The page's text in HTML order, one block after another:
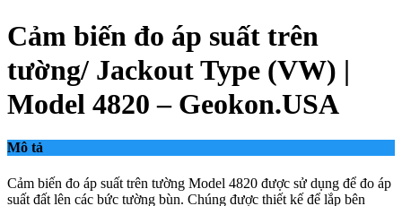
Cảm biến đo áp suất trên
tường/ Jackout Type (VW) |
Model 4820 – Geokon.USA
Mô tả
Cảm biến đo áp suất trên tường Model 4820 được sử dụng để đo áp
suất đất lên các bức tường bùn. Chúng được thiết kế để lắp bên